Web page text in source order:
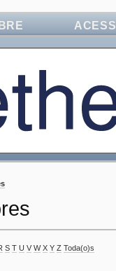
S T U V W X Y Z Toda(o)s